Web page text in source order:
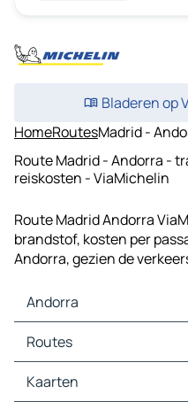
Bladeren op
HomeRoutesMadrid -
Route Madrid - Andorra -
reiskosten - ViaMichelin
Route Madrid Andorra
brandstof, kosten per
Andorra, gezien de
Andorra
Andorra Kaarten
Andorra Verkeer
Andorra Hotels
Andorra Restaurants
Routes
Routes Andorra - Alcorisa
Routes Andorra - Calanda
Kaarten